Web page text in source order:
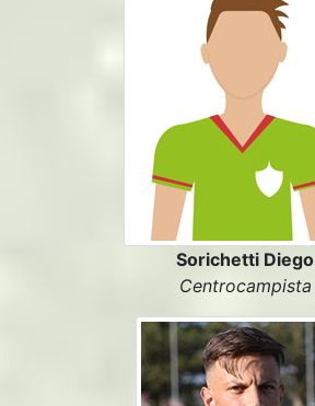
Sorichetti Diego
Centrocampista